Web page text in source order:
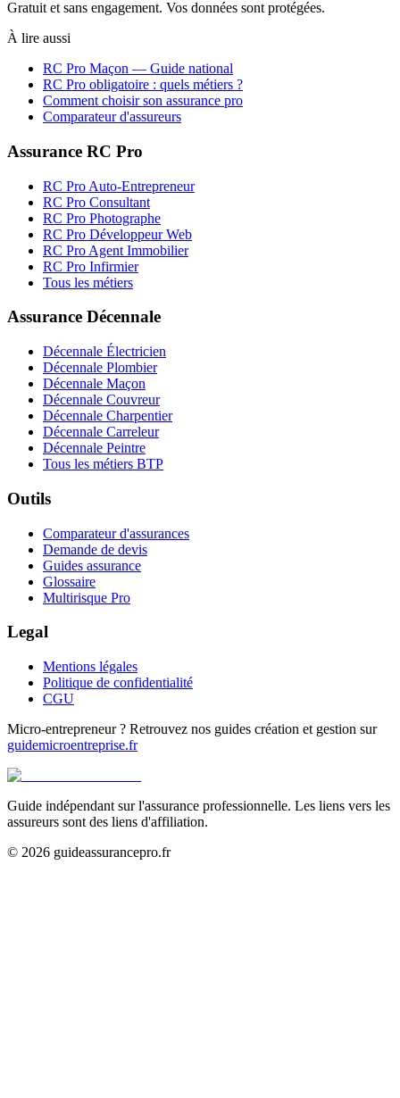
Gratuit et sans engagement. Vos données sont protégées.
À lire aussi
RC Pro Maçon — Guide national
RC Pro obligatoire : quels métiers ?
Comment choisir son assurance pro
Comparateur d'assureurs
Assurance RC Pro
RC Pro Auto-Entrepreneur
RC Pro Consultant
RC Pro Photographe
RC Pro Développeur Web
RC Pro Agent Immobilier
RC Pro Infirmier
Tous les métiers
Assurance Décennale
Décennale Électricien
Décennale Plombier
Décennale Maçon
Décennale Couvreur
Décennale Charpentier
Décennale Carreleur
Décennale Peintre
Tous les métiers BTP
Outils
Comparateur d'assurances
Demande de devis
Guides assurance
Glossaire
Multirisque Pro
Legal
Mentions légales
Politique de confidentialité
CGU
Micro-entrepreneur ? Retrouvez nos guides création et gestion sur
guidemicroentreprise.fr
Guide indépendant sur l'assurance professionnelle. Les liens vers les
assureurs sont des liens d'affiliation.
© 2026 guideassurancepro.fr